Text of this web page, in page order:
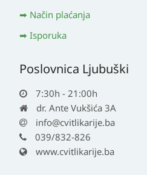
Način plaćanja
Isporuka
Poslovnica Ljubuški
7:30h - 21:00h
dr. Ante Vukšića 3A
info@cvitlikarije.ba
039/832-826
www.cvitlikarije.ba